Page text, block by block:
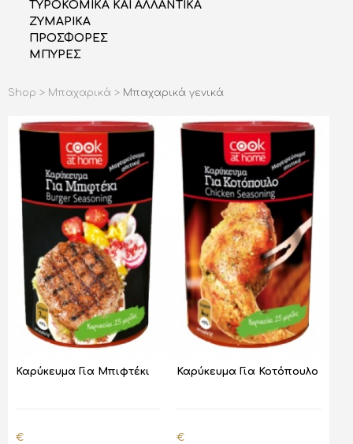
ΤΥΡΟΚΟΜΙΚΑ ΚΑΙ ΑΛΛΑΝΤΙΚΑ
ΖΥΜΑΡΙΚΑ
ΠΡΟΣΦΟΡΕΣ
ΜΠΥΡΕΣ
Shop > Μπαχαρικά > Μπαχαρικά γενικά
Καρύκευμα Για Μπιφτέκι
€
Καρύκευμα Για Κοτόπουλο
€